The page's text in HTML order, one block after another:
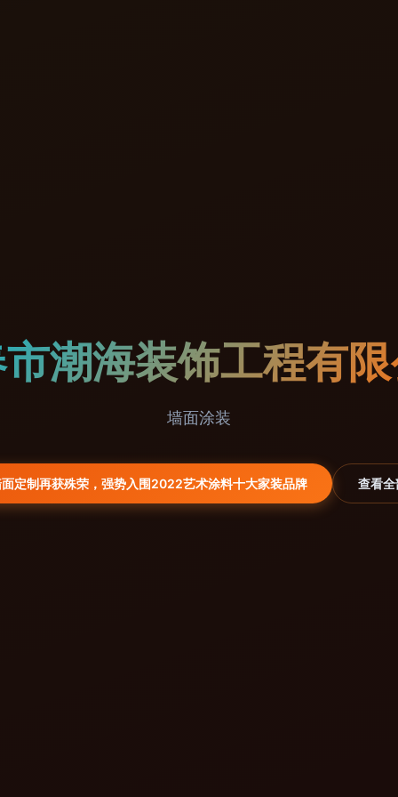
潮海装饰工程有
墙面涂装
定制再获殊荣，强势入围2022艺术涂料十大家装品牌 查看